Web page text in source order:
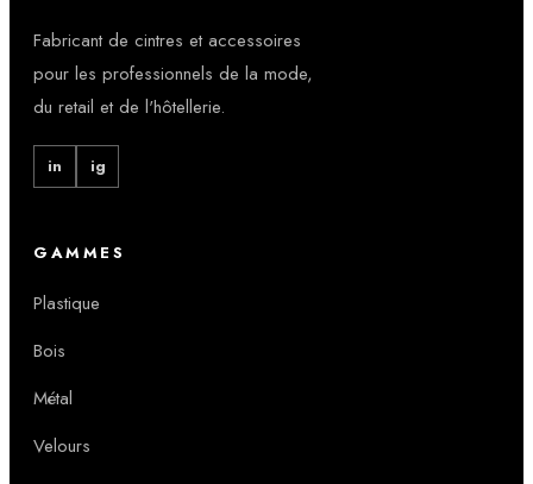
Fabricant de cintres et accessoires
pour les professionnels de la mode,
du retail et de l'hôtellerie.
in ig
GAMMES
Plastique
Bois
Métal
Velours